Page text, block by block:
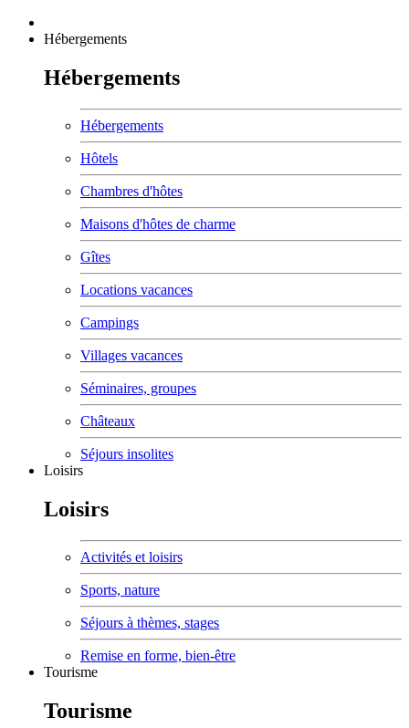
Hébergements
Hébergements
Hébergements
Hôtels
Chambres d'hôtes
Maisons d'hôtes de charme
Gîtes
Locations vacances
Campings
Villages vacances
Séminaires, groupes
Châteaux
Séjours insolites
Loisirs
Loisirs
Activités et loisirs
Sports, nature
Séjours à thèmes, stages
Remise en forme, bien-être
Tourisme
Tourisme